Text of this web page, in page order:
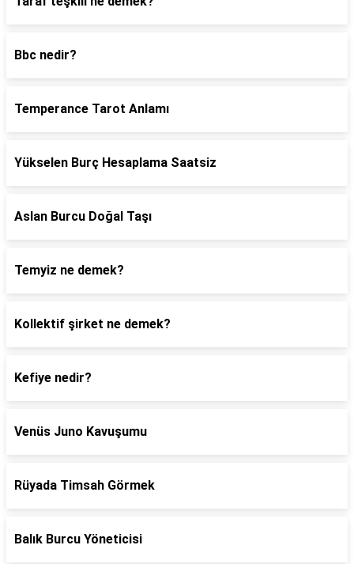
Bbc nedir?
Temperance Tarot Anlamı
Yükselen Burç Hesaplama Saatsiz
Aslan Burcu Doğal Taşı
Temyiz ne demek?
Kollektif şirket ne demek?
Kefiye nedir?
Venüs Juno Kavuşumu
Rüyada Timsah Görmek
Balık Burcu Yöneticisi